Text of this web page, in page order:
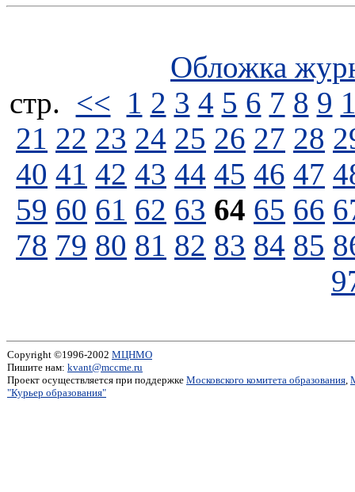
Обложка
стp. << 1 2 3 4 5 6 7 8 9
21 22 23 24 25 26 27 28
40 41 42 43 44 45 46 47
59 60 61 62 63 64 65 66
78 79 80 81 82 83 84 85
Copyright ©1996-2002 МЦНМО
Пишите нам: kvant@mccme.ru
Проект осуществляется при поддержке Московского комитета образования,
"Курьер образования"